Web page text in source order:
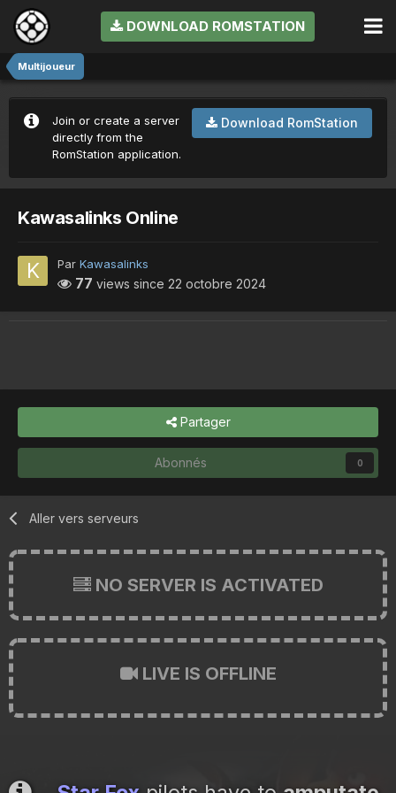
DOWNLOAD ROMSTATION
Multijoueur
Download RomStation
Join or create a server
directly from the
RomStation application.
Kawasalinks Online
Par Kawasalinks
77 views since 22 octobre 2024
Partager
Abonnés 0
Aller vers serveurs
NO SERVER IS ACTIVATED
LIVE IS OFFLINE